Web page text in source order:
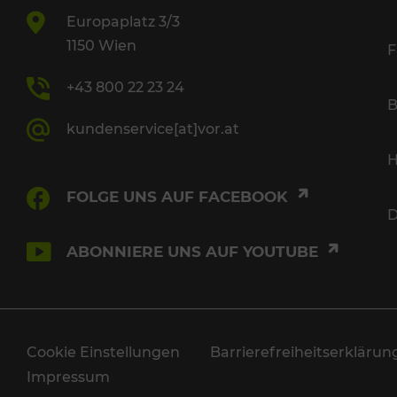
Europaplatz 3/3
1150 Wien
+43 800 22 23 24
kundenservice[at]vor.at
FOLGE UNS AUF FACEBOOK
ABONNIERE UNS AUF YOUTUBE
Cookie Einstellungen
Impressum